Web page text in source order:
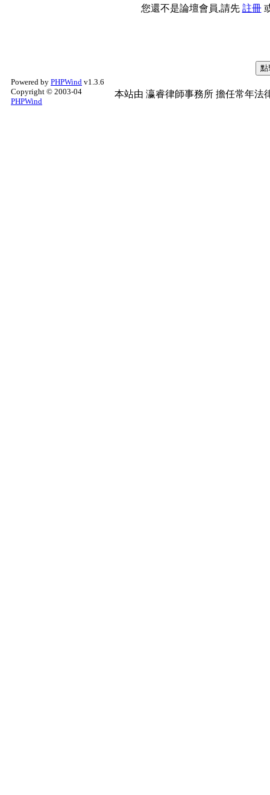
您還不是論壇會員,請先 註冊
Powered by PHPWind v1.3.6
Copyright © 2003-04
PHPWind
本站由 瀛睿律師事務所 擔任常年法